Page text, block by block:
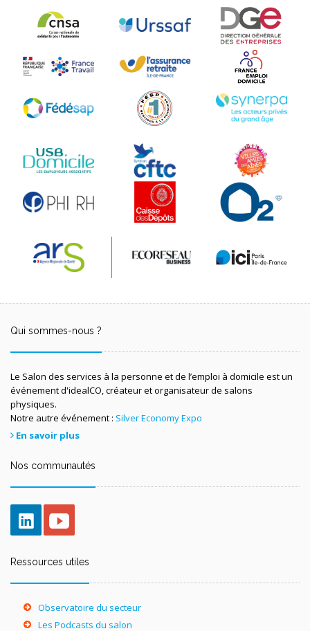
Qui sommes-nous ?
Le Salon des services à la personne et de l’emploi à domicile est un
événement d'idealCO, créateur et organisateur de salons
physiques.
Notre autre événement : Silver Economy Expo
En savoir plus
Nos communautés
Ressources utiles
Observatoire du secteur
Les Podcasts du salon